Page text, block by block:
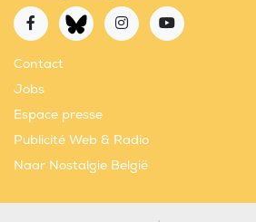
Contact
Jobs
Espace presse
Publicité Web & Radio
Naar Nostalgie België